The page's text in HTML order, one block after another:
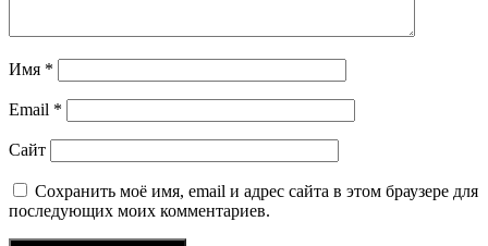
Имя *
Email *
Сайт
Сохранить моё имя, email и адрес сайта в этом браузере для
последующих моих комментариев.